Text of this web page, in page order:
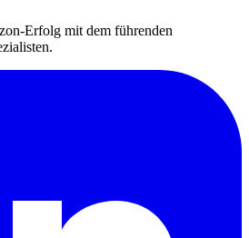
Erfolg mit dem führenden